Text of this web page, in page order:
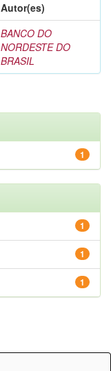
Autor(es)
BANCO DO
NORDESTE DO
BRASIL
1
1
1
1